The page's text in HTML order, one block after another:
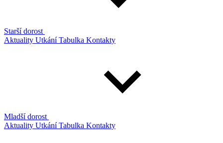
Starší dorost
Aktuality UtkáníTabulka Kontakty
Mladší dorost
Aktuality UtkáníTabulka Kontakty